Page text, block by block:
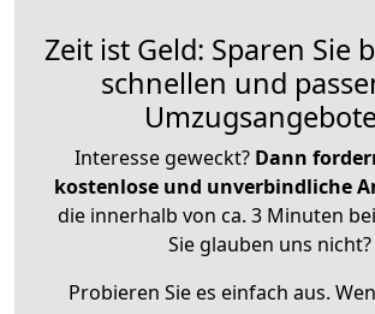
Zeit ist Geld: Sparen Sie
schnellen und
Interesse geweckt? Dann
kostenlose und unverbindliche
die innerhalb von ca. 3 Minuten
Sie glauben uns nicht?
Probieren Sie es einfach aus.